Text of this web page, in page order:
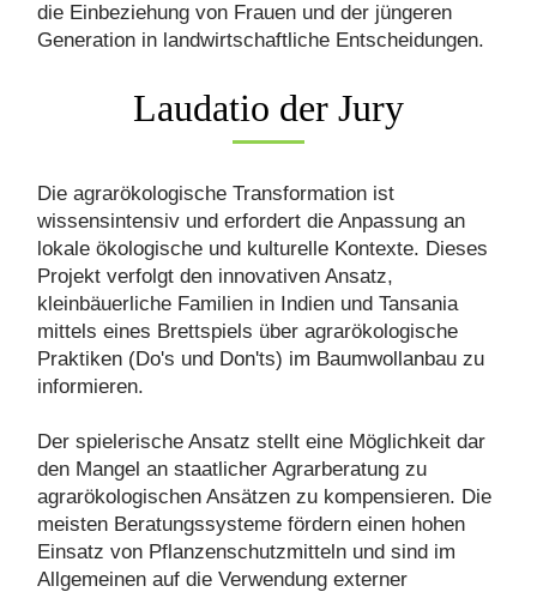
die Einbeziehung von Frauen und der jüngeren
Generation in landwirtschaftliche Entscheidungen.
Laudatio der Jury
Die agrarökologische Transformation ist
wissensintensiv und erfordert die Anpassung an
lokale ökologische und kulturelle Kontexte. Dieses
Projekt verfolgt den innovativen Ansatz,
kleinbäuerliche Familien in Indien und Tansania
mittels eines Brettspiels über agrarökologische
Praktiken (Do's und Don'ts) im Baumwollanbau zu
informieren.
Der spielerische Ansatz stellt eine Möglichkeit dar
den Mangel an staatlicher Agrarberatung zu
agrarökologischen Ansätzen zu kompensieren. Die
meisten Beratungssysteme fördern einen hohen
Einsatz von Pflanzenschutzmitteln und sind im
Allgemeinen auf die Verwendung externer